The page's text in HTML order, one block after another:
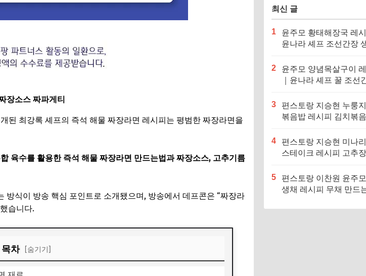
장소스 짜파게티
된 최강록 셰프의 즉석 해물 짜장라면 레시피는 평범한 짜장라면을
육수를 활용한 즉석 해물 짜장라면 만드는법과 짜장소스, 고추기름
방식이 방송 핵심 포인트로 소개됐으며, 방송에서 데프콘은 “짜장라
습니다.
목차 [숨기기]
최신 글
1
윤주모 황태해장국 레
윤나라 셰프 조선간장
2
윤주모 양념목살구이
｜윤나라 셰프 꿀 조선
3
편스토랑 지승현 누룽
볶음밥 레시피 김치볶
4
편스토랑 지승현 미나
스테이크 레시피 고추
5
편스토랑 이찬원 윤주
생채 레시피 무채 만드